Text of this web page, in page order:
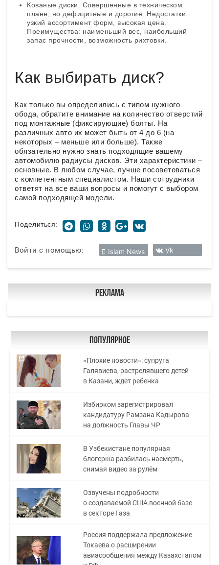
Кованые диски. Совершенные в техническом
плане, но дефицитные и дорогие. Недостатки:
узкий ассортимент форм, высокая цена.
Преимущества: наименьший вес, наибольший
запас прочности, возможность рихтовки.
Как выбирать диск?
Как только вы определились с типом нужного
обода, обратите внимание на количество отверстий
под монтажные (фиксирующие) болты. На
различных авто их может быть от 4 до 6 (на
некоторых – меньше или больше). Также
обязательно нужно знать подходящие вашему
автомобилю радиусы дисков. Эти характеристики –
основные. В любом случае, лучше посоветоваться
с компетентным специалистом. Наши сотрудники
ответят на все ваши вопросы и помогут с выбором
самой подходящей модели.
Поделиться:
Войти с помощью: Islam News Vk
Реклама
Популярное
«Плохие новости»: супруга
Галявиева, растрелявшего детей
в Казани, ждет ребенка
Избирком зарегистрировал
кандидатуру Рамзана Кадырова
на должность Главы ЧР
В Узбекистане популярная
блогерша разбилась насмерть,
снимая видео за рулём
Озвучены подробности
о создаваемой США военной базе
в секторе Газа
Россия поддержала предложение
Токаева о расширении
авиасообщения между Казахстаном